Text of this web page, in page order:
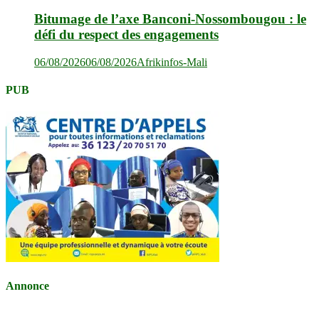
Bitumage de l’axe Banconi-Nossombougou : le
défi du respect des engagements
06/08/202606/08/2026Afrikinfos-Mali
PUB
Annonce